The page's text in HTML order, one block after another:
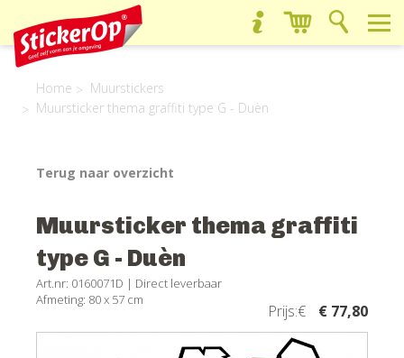
Home
Muurstickers
Muursticker thema graffiti type G - Duèn
Terug naar overzicht
Muursticker thema graffiti
type G - Duèn
Art.nr: 0160071D | Direct leverbaar
Afmeting: 80 x 57 cm
Prijs:€ € 77,80